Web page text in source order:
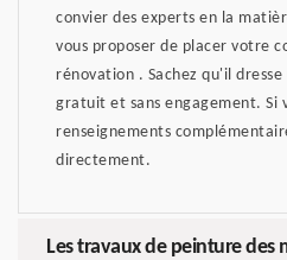
convier des experts en la
vous proposer de placer votre
rénovation . Sachez qu'il
gratuit et sans engagement. Si
renseignements
directement.
Les travaux de peinture des